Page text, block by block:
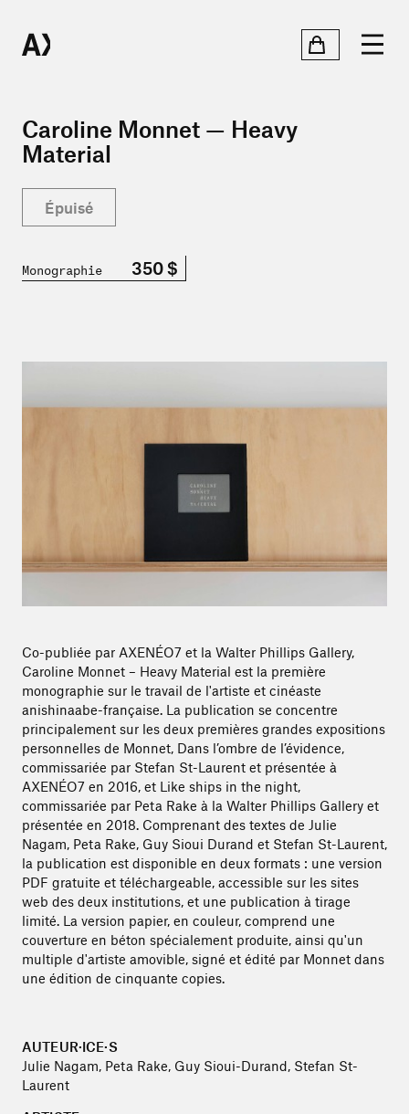
Caroline Monnet — Heavy
Material
Épuisé
Monographie 350 $
Co-publiée par AXENÉO7 et la Walter Phillips Gallery,
Caroline Monnet – Heavy Material est la première
monographie sur le travail de l'artiste et cinéaste
anishinaabe-française. La publication se concentre
principalement sur les deux premières grandes expositions
personnelles de Monnet, Dans l’ombre de l’évidence,
commissariée par Stefan St-Laurent et présentée à
AXENÉO7 en 2016, et Like ships in the night,
commissariée par Peta Rake à la Walter Phillips Gallery et
présentée en 2018. Comprenant des textes de Julie
Nagam, Peta Rake, Guy Sioui Durand et Stefan St-Laurent,
la publication est disponible en deux formats : une version
PDF gratuite et téléchargeable, accessible sur les sites
web des deux institutions, et une publication à tirage
limité. La version papier, en couleur, comprend une
couverture en béton spécialement produite, ainsi qu'un
multiple d'artiste amovible, signé et édité par Monnet dans
une édition de cinquante copies.
AUTEUR·ICE·S
Julie Nagam, Peta Rake, Guy Sioui-Durand, Stefan St-
Laurent